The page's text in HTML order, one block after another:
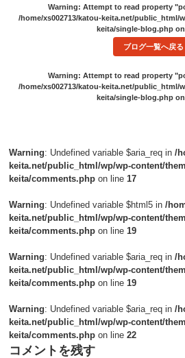
Warning: Attempt to read property
/home/xs002713/katou-keita.net/public_html/
keita/single-blog.php
ブログ一覧へ戻る
Warning: Attempt to read property
/home/xs002713/katou-keita.net/public_html/
keita/single-blog.php
Warning: Undefined variable $aria_req in/
keita.net/public_html/wp/wp-content/
keita/comments.php on line 17
Warning: Undefined variable $html5 in/
keita.net/public_html/wp/wp-content/
keita/comments.php on line 19
Warning: Undefined variable $aria_req in/
keita.net/public_html/wp/wp-content/
keita/comments.php on line 19
Warning: Undefined variable $aria_req in/
keita.net/public_html/wp/wp-content/
keita/comments.php on line22
コメントを残す